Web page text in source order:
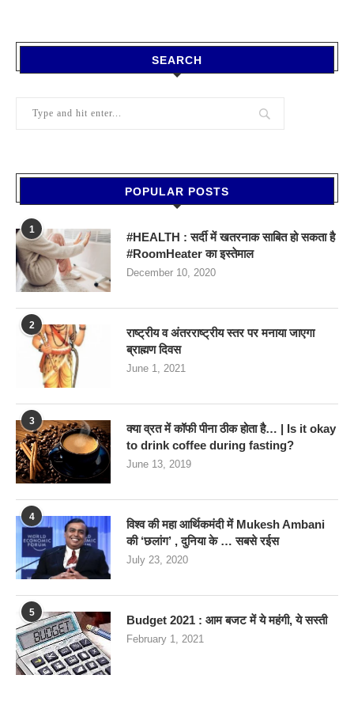
SEARCH
POPULAR POSTS
1
#HEALTH : सर्दी में खतरनाक साबित हो सकता है
#RoomHeater का इस्तेमाल
December 10, 2020
2
राष्ट्रीय व अंतरराष्ट्रीय स्तर पर मनाया जाएगा
ब्राह्मण दिवस
June 1, 2021
3
क्या व्रत में कॉफी पीना ठीक होता है… | Is it okay
to drink coffee during fasting?
June 13, 2019
4
विश्व की महा आर्थिकमंदी में Mukesh Ambani
की ‘छलांग’ , दुनिया के … सबसे रईस
July 23, 2020
5
Budget 2021 : आम बजट में ये महंगी, ये सस्‍ती
February 1, 2021